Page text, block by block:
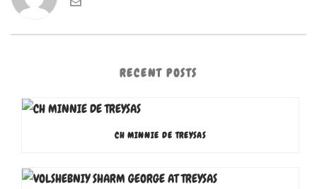
RECENT POSTS
CH MINNIE DE TREYSAS